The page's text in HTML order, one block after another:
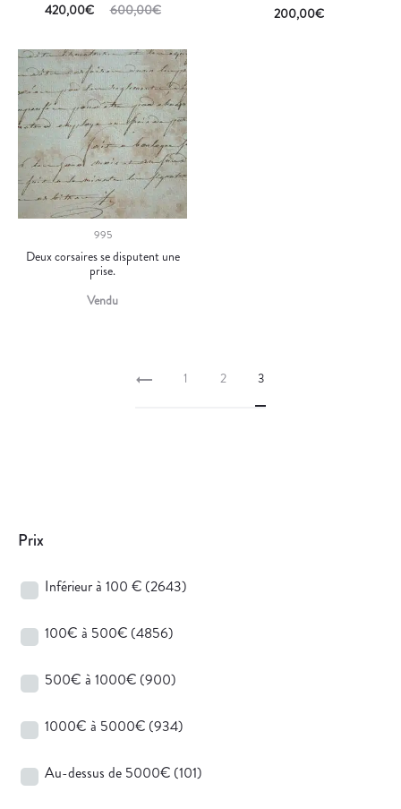
600,00€
420,00€
200,00€
995
Deux corsaires se disputent une
prise.
Vendu
1 2 3
Prix
Inférieur à 100 € (2643)
100€ à 500€ (4856)
500€ à 1000€ (900)
1000€ à 5000€ (934)
Au-dessus de 5000€ (101)